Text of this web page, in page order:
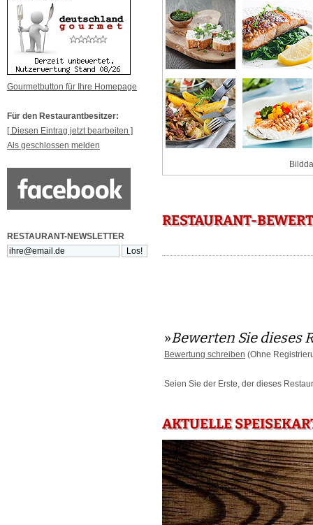
Gourmetbutton für Ihre Homepage
Für den Restaurantbesitzer:
[ Diesen Eintrag jetzt bearbeiten ]
Als geschlossen melden
RESTAURANT-NEWSLETTER
RESTAURANT-
»Bewerten Sie dieses
Bewertung schreiben (Ohne
Seien Sie der Erste, der dieses
AKTUELLE